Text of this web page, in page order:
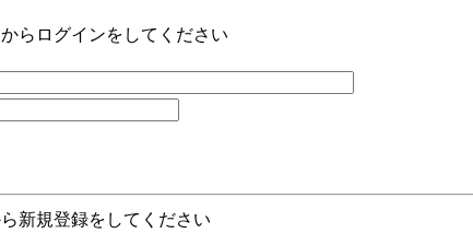
らログインをしてください
新規登録をしてください